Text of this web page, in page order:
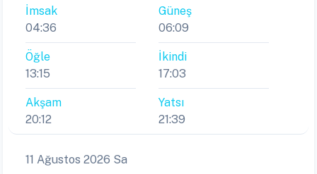
İmsak
04:36
Güneş
06:09
Öğle
13:15
İkindi
17:03
Akşam
20:12
Yatsı
21:39
11 Ağustos 2026 Sa